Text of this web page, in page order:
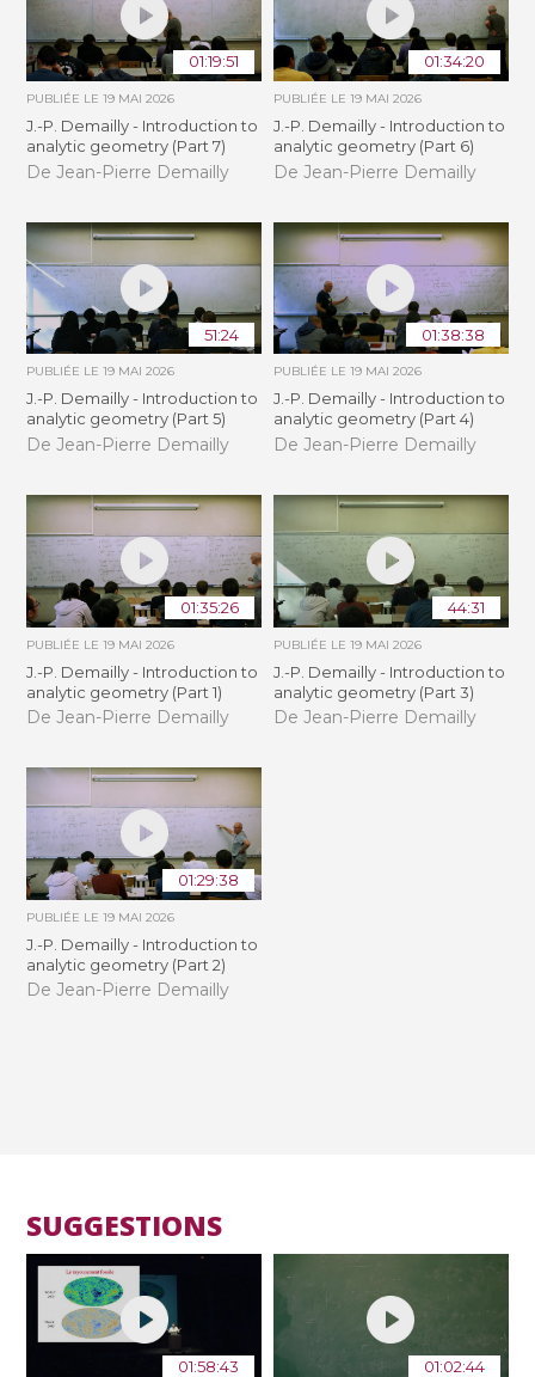
01:19:51
PUBLIÉE LE19 MAI 2026
J.-P. Demailly - Introduction to
analytic geometry (Part 7)
De Jean-Pierre Demailly
01:34:20
PUBLIÉE LE 19 MAI 2026
J.-P. Demailly - Introduction to
analytic geometry (Part 6)
De Jean-Pierre Demailly
51:24
PUBLIÉE LE19 MAI 2026
J.-P. Demailly - Introduction to
analytic geometry (Part 5)
De Jean-Pierre Demailly
01:38:38
PUBLIÉE LE 19 MAI 2026
J.-P. Demailly - Introduction to
analytic geometry (Part 4)
De Jean-Pierre Demailly
01:35:26
PUBLIÉE LE19 MAI 2026
J.-P. Demailly - Introduction to
analytic geometry (Part 1)
De Jean-Pierre Demailly
44:31
PUBLIÉE LE 19 MAI 2026
J.-P. Demailly - Introduction to
analytic geometry (Part 3)
De Jean-Pierre Demailly
01:29:38
PUBLIÉE LE19 MAI 2026
J.-P. Demailly - Introduction to
analytic geometry (Part 2)
De Jean-Pierre Demailly
SUGGESTIONS
01:58:43 01:02:44